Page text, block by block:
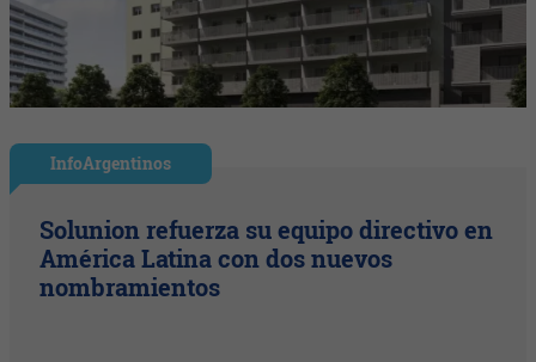
InfoArgentinos
Solunion refuerza su equipo directivo en
América Latina con dos nuevos
nombramientos